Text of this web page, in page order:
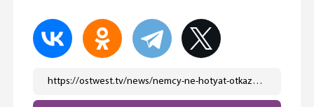
https://ostwest.tv/news/nemcy-ne-hotyat-otkazyvatsya-ot-myasa-i-dvigatelej-vnutrennego-sgoraniya-radi-klimata/